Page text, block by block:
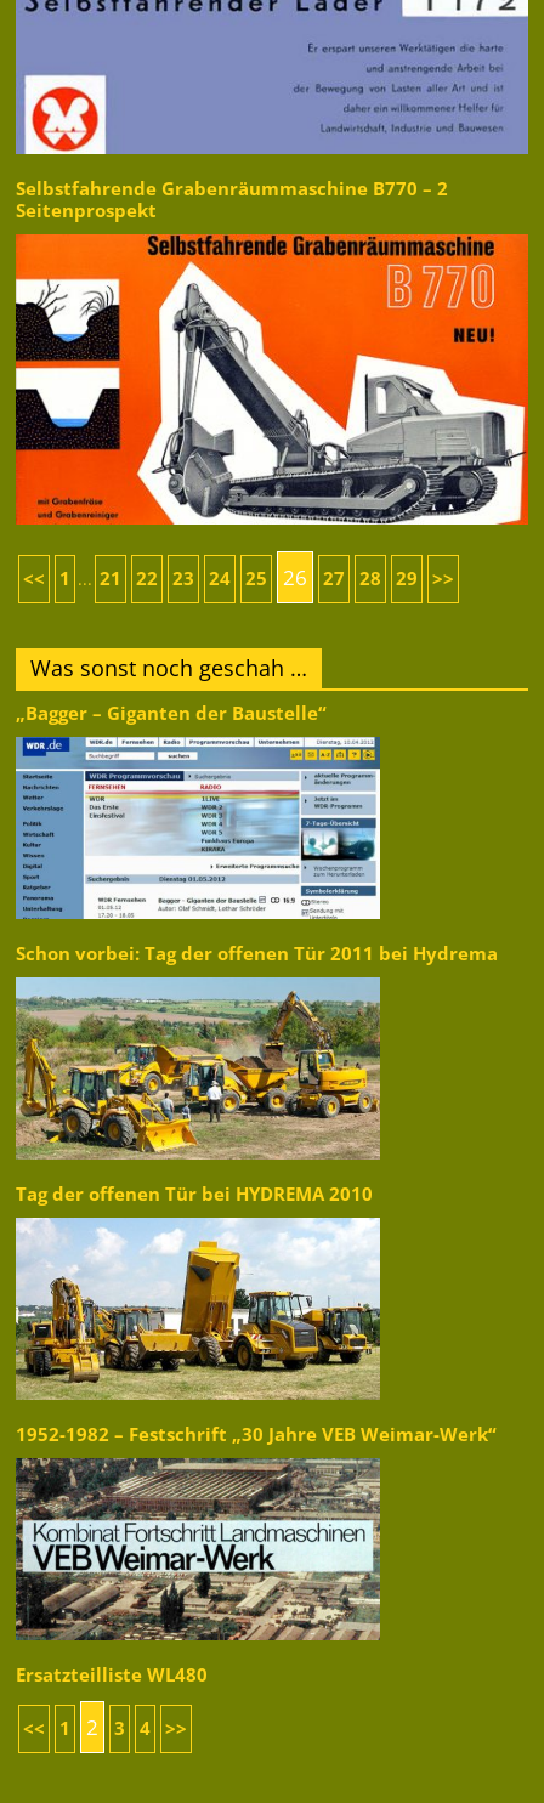
Selbstfahrende Grabenräummaschine B770 – 2
Seitenprospekt
<< 1 ... 21 22 23 24 25 26 27 28 29 >>
Was sonst noch geschah …
„Bagger – Giganten der Baustelle“
Schon vorbei: Tag der offenen Tür 2011 bei Hydrema
Tag der offenen Tür bei HYDREMA 2010
1952-1982 – Festschrift „30 Jahre VEB Weimar-Werk“
Ersatzteilliste WL480
<< 1 2 3 4 >>